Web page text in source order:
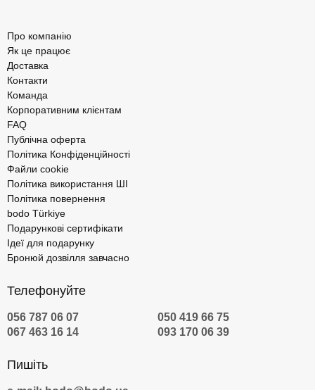
Про компанію
Як це працює
Доставка
Контакти
Команда
Корпоративним клієнтам
FAQ
Публічна оферта
Політика Конфіденційності
Файли cookie
Політика використання ШІ
Політика повернення
bodo Türkiye
Подарункові сертифікати
Ідеї для подарунку
Бронюй дозвілля завчасно
Телефонуйте
056 787 06 07
050 419 66 75
067 463 16 14
093 170 06 39
Пишіть